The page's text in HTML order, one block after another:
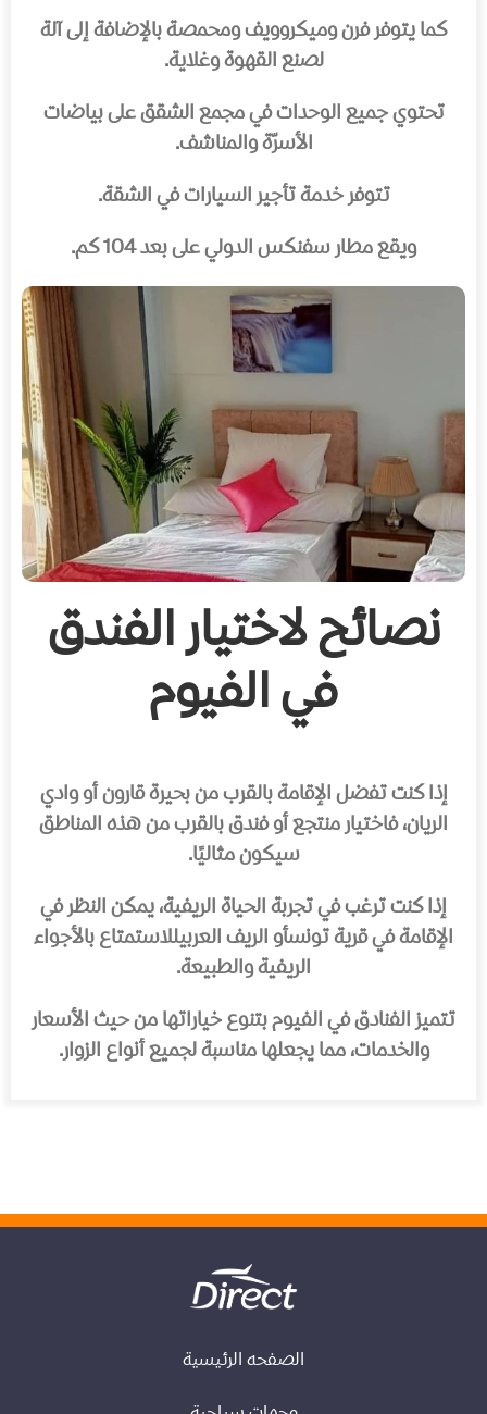
كما يتوفر فرن وميكروويف ومحمصة بالإضافة إلى آلة
لصنع القهوة وغلاية.
تحتوي جميع الوحدات في مجمع الشقق على بياضات
الأسرّة والمناشف.
تتوفر خدمة تأجير السيارات في الشقة.
ويقع مطار سفنكس الدولي على بعد 104 كم.
نصائحلاختيار الفندق
في الفيوم
إذا كنت تفضل الإقامة بالقرب من بحيرة قارون أو وادي
الريان، فاختيار منتجع أو فندق بالقرب من هذه المناطق
سيكون مثاليًا.
إذا كنت ترغب في تجربة الحياة الريفية، يمكن النظر في
الإقامة فيقرية تونسأوالريف العربيللاستمتاع بالأجواء
الريفية والطبيعة.
تتميز الفنادق في الفيوم بتنوع خياراتها من حيث الأسعار
والخدمات، مما يجعلها مناسبة لجميع أنواع الزوار.
الصفحه الرئيسية